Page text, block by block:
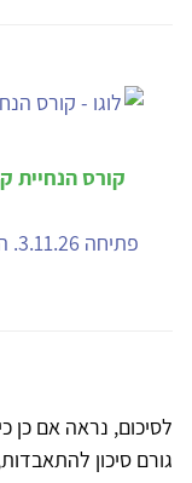
קורס הנחיית
לסיכום, נראה אם כן
גורם סיכון